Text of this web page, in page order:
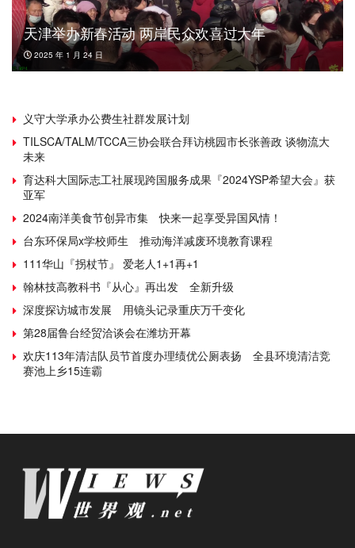
天津举办新春活动 两岸民众欢喜过大年
2025 年 1 月 24 日
义守大学承办公费生社群发展计划
TILSCA/TALM/TCCA三协会联合拜访桃园市长张善政 谈物流大
未来
育达科大国际志工社展现跨国服务成果『2024YSP希望大会』获
亚军
2024南洋美食节创异市集 快来一起享受异国风情！
台东环保局x学校师生 推动海洋减废环境教育课程
111华山『拐杖节』 爱老人1+1再+1
翰林技高教科书『从心』再出发 全新升级
深度探访城市发展 用镜头记录重庆万千变化
第28届鲁台经贸洽谈会在潍坊开幕
欢庆113年清洁队员节首度办理绩优公厕表扬 全县环境清洁竞
赛池上乡15连霸